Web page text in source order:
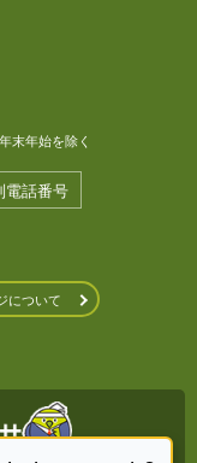
末年始を除く
電話番号
について